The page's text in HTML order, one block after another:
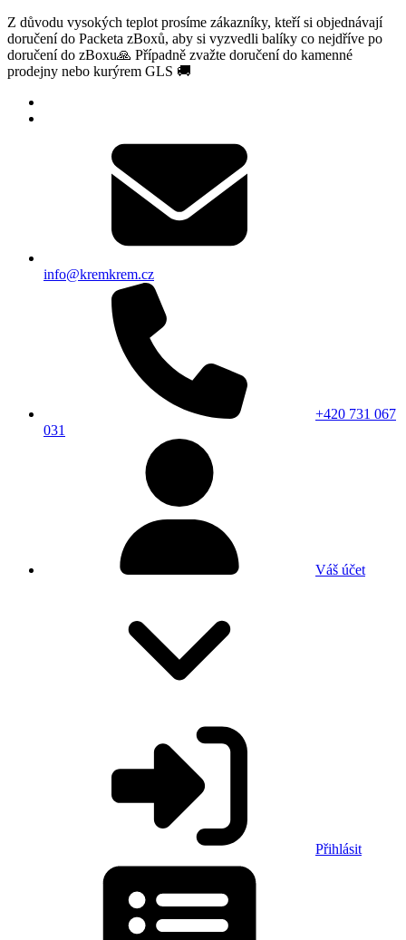
Z důvodu vysokých teplot prosíme zákazníky, kteří si objednávají
doručení do Packeta zBoxů, aby si vyzvedli balíky co nejdříve po
doručení do zBoxu🙏 Případně zvažte doručení do kamenné
prodejny nebo kurýrem GLS 🚚
info@kremkrem.cz
+420 731 067
031
Váš účet
Přihlásit